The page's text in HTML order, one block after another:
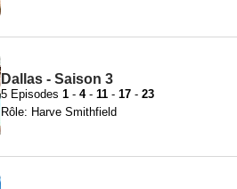
Dallas - Saison 3
5 Episodes 1 - 4- 11 - 17 - 23
Rôle: Harve Smithfield